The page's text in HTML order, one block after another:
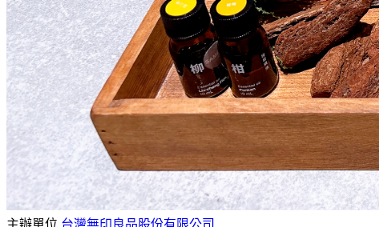
主辦單位 台灣無印良品股份有限公司